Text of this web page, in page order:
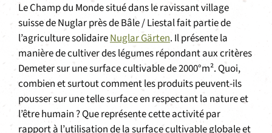
Le Champ du Monde situé dans le ravissant village
suisse de Nuglar près de Bâle / Liestal fait partie de
l’agriculture solidaireNuglar Gärten. Il présente la
manière de cultiver des légumes répondant aux critères
Demeter sur une surface cultivable de 2000°m². Quoi,
combien et surtout comment les produits peuvent-ils
pousser sur une telle surface en respectant la nature et
l’être humain ? Que représente cette activité par
rapport à l’utilisation de la surface cultivable globale et